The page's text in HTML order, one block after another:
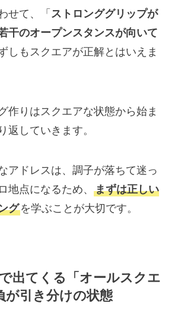
せて、「 ストロンググリップが
干のオープンスタンスが向いて
しもスクエアが正解とはいえま
作りはスクエアな状態から始ま
返していきます。
アドレスは、調子が落ちて迷っ
地点になるため、 まずは正しい
グを学ぶことが大切です。
出てくる「オールスクエ
が引き分けの状態